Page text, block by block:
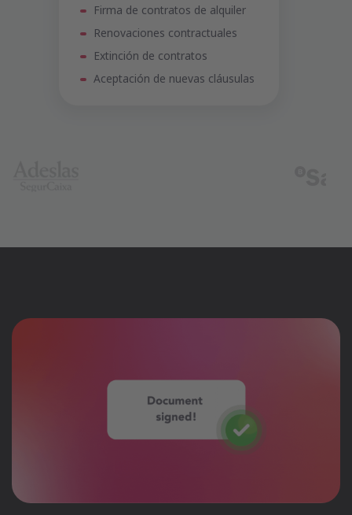
Firma de contratos de alquiler
Renovaciones contractuales
Extinción de contratos
Aceptación de nuevas cláusulas